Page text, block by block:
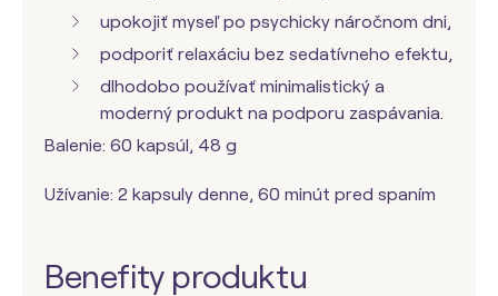
upokojiť myseľ po psychicky náročnom dni,
podporiť relaxáciu bez sedatívneho efektu,
dlhodobo používať minimalistický a
moderný produkt na podporu zaspávania.
Balenie: 60 kapsúl, 48 g
Užívanie: 2 kapsuly denne, 60 minút pred spaním
Benefity produktu